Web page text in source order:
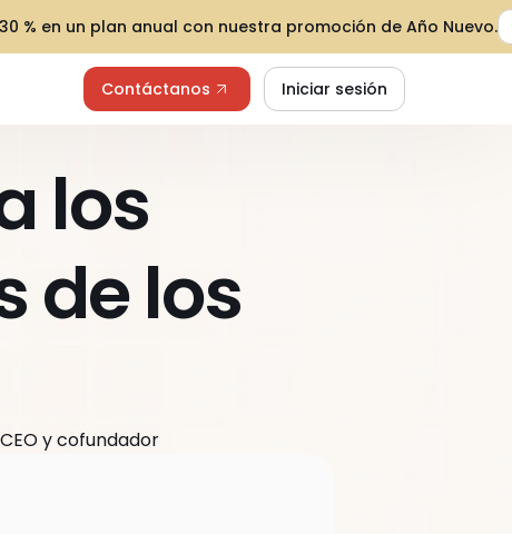
los
de los
y cofundador
% en un plan anual con nuestra promoción de Año Nuevo.
Contáctanos Iniciar sesión